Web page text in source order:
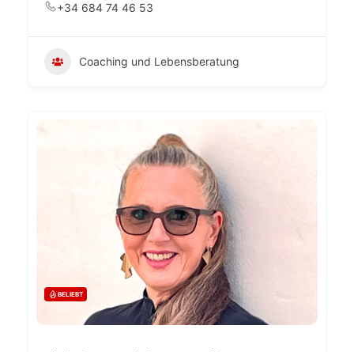
+34 684 74 46 53
Coaching und Lebensberatung
BELIEBT